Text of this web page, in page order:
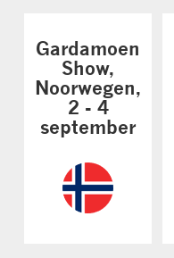
Gardamoen
Show,
Noorwegen,
2 - 4
september